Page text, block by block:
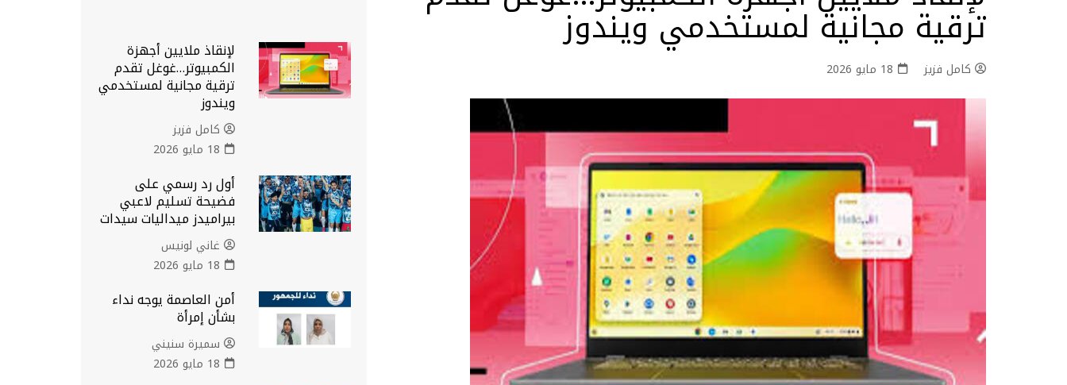
ترقية مجانية لمستخدمي ويندوز
كامل فزيز 18 مايو 2026
لإنقاذ ملايين أجهزة
الكمبيوتر…غوغل تقدم
ترقية مجانية لمستخدمي
ويندوز
كامل فزيز
18 مايو 2026
أول رد رسمي على
فضيحة تسليم لاعبي
بيراميدز ميداليات سيدات
غاني لونيس
18 مايو 2026
أمن العاصمة يوجه نداء
بشأن إمرأة
سميرة سنيني
18 مايو 2026